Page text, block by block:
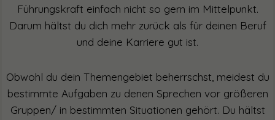
Führungskraft einfach nicht so gern im Mittelpunkt.
Darum hältst du dich mehr zurück als für deinen Beruf
und deine Karriere gut ist.
Obwohl du dein Themengebiet beherrschst, meidest du
bestimmte Aufgaben zu denen Sprechen vor größeren
Gruppen/ in bestimmten Situationen gehört. Du hältst